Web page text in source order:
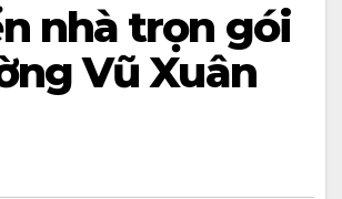
nhà trọn gói
Vũ Xuân